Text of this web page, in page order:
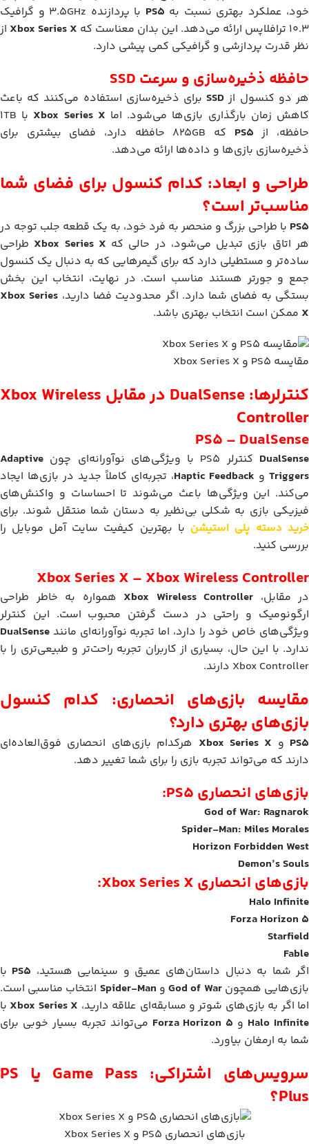
خود، عملکرد بهتری نسبت به PS5
با پردازنده 3.5GHz و گرافیک
10.3 ترافلاپس ارائه می‌دهد. این بدان معناست که
Xbox Series X از
نظر قدرت پردازشی و گرافیکی کمی پیشی دارد.
حافظه ذخیره‌سازی و سرعت SSD
هر دو کنسول از SSDبرای ذخیره‌سازی استفاده می‌کنند که باعث
کاهش زمان بارگذاری بازی‌ها می‌شود. اما Xbox Series X
با 1TB
حافظه، از PS5
که 825GB حافظه دارد، فضای بیشتری برای
ذخیره‌سازی بازی‌ها و داده‌ها ارائه می‌دهد.
طراحی و ابعاد: کدام کنسول برای فضای شما
مناسب‌تر است؟
PS5 با طراحی بزرگ و منحصر به فرد خود، به یک قطعه جلب توجه در
هر اتاق بازی تبدیل می‌شود، در حالی که Xbox Series X طراحی
ساده‌تر و مستطیلی دارد که برای گیمرهایی که به دنبال یک کنسول
جمع و جورتر هستند مناسب است. در نهایت، انتخاب این بخش
بستگی به فضای شما دارد. اگر محدودیت فضا دارید، Xbox Series
X ممکن است انتخاب بهتری باشد.
مقایسه PS5 و Xbox Series X
کنترلرها: DualSense در مقابل Xbox Wireless
Controller
PS5 – DualSense
DualSense کنترلر PS5 با ویژگی‌های نوآورانه‌ای چون
Adaptive
Triggers و Haptic Feedback، تجربه‌ای کاملاً جدید در بازی‌ها ایجاد
می‌کند. این ویژگی‌ها باعث می‌شوند تا احساسات و واکنش‌های
فیزیکی بازی به شکلی بی‌نظیر به دستان شما منتقل شوند. برای
خرید دسته پلی استیشن با بهترین کیفیت سایت آمل موبایل را
بررسی کنید.
Xbox Series X – Xbox Wireless Controller
در مقابل، Xbox Wireless Controller همواره به خاطر طراحی
ارگونومیک و راحتی در دست گرفتن محبوب است. این کنترلر
ویژگی‌های خاص خود را دارد، اما تجربه نوآورانه‌ای مانند DualSense
ندارد. با این حال، بسیاری از کاربران تجربه راحت‌تر و طبیعی‌تری را با
Xbox Controller دارند.
مقایسه بازی‌های انحصاری: کدام کنسول
بازی‌های بهتری دارد؟
PS5 و Xbox Series X هرکدام بازی‌های انحصاری فوق‌العاده‌ای
دارند که می‌تواند تجربه بازی را برای شما تغییر دهد.
بازی‌های انحصاری PS5:
God of War: Ragnarok
Spider-Man: Miles Morales
Horizon Forbidden West
Demon’s Souls
بازی‌های انحصاری Xbox Series X:
Halo Infinite
Forza Horizon 5
Starfield
Fable
اگر شما به دنبال داستان‌های عمیق و سینمایی هستید، PS5 با
بازی‌هایی همچونGod of Warو Spider-Man انتخاب مناسبی است.
اما اگر به بازی‌های شوتر و مسابقه‌ای علاقه دارید، Xbox Series X با
Halo Infinite و Forza Horizon 5 می‌تواند تجربه بسیار خوبی برای
شما به ارمغان بیاورد.
سرویس‌های اشتراکی: Game Pass یا PS
Plus؟
بازی‌های انحصاری PS5 و Xbox Series X